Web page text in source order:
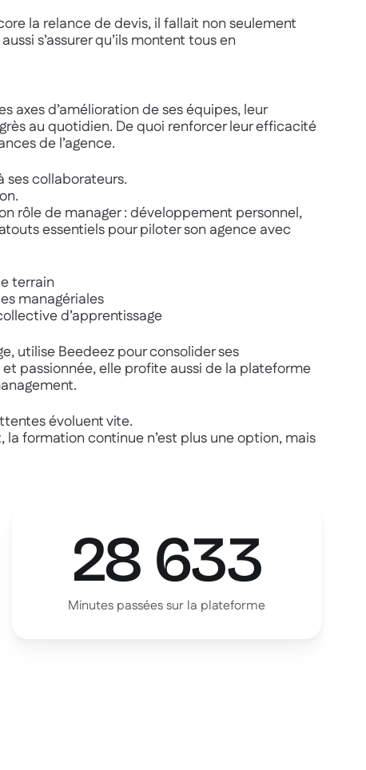
la relance de devis, il fallait non seulement
s’assurer qu’ils montent tous en
axes d’amélioration de ses équipes, leur
au quotidien. De quoi renforcer leur efficacité
de l’agence.
ses collaborateurs.
rôle de manager : développement personnel,
essentiels pour piloter son agence avec
terrain
managériales
d’apprentissage
utilise Beedeez pour consolider ses
passionnée, elle profite aussi de la plateforme
évoluent vite.
formation continue n’est plus une option, mais
28 633
Minutes passées sur la plateforme